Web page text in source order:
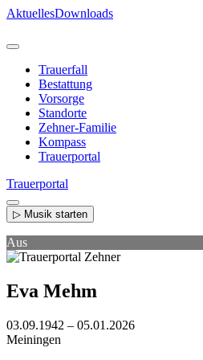
Direkt
Inhalt
AktuellesDownloads
Trauerfall
Bestattung
Vorsorge
Standorte
Zehner-Familie
Kompass
Trauerportal
Trauerportal
▷ Musik starten
Aus
Eva Mehm
03.09.1942 – 05.01.2026
Meiningen